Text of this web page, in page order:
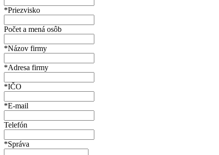
*Priezvisko
Počet a mená osôb
*Názov firmy
*Adresa firmy
*IČO
*E-mail
Telefón
*Správa